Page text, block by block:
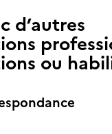
d’autres
ou